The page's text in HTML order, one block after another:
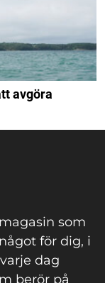
avgöra
som
för dig, i
dag
berör på